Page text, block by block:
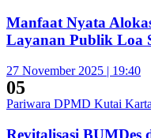
Manfaat Nyata
Layanan Publik Loa
27 November 2025 | 19:40
05
Pariwara DPMD Kutai
Revitalisasi BUMDes